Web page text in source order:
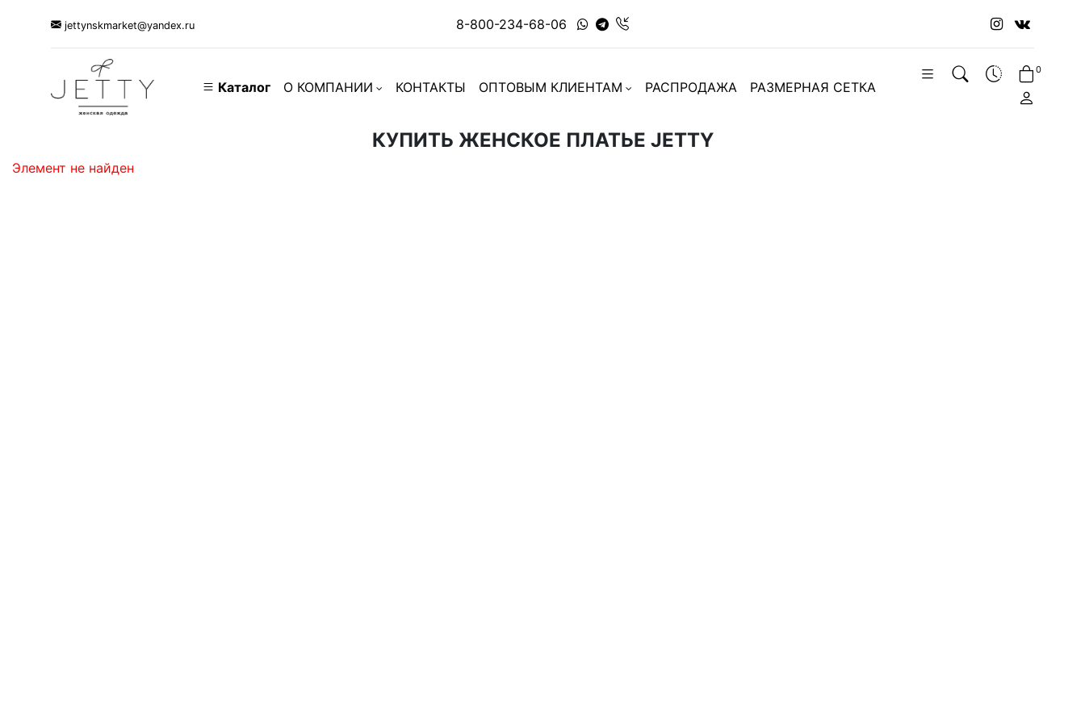
jettynskmarket@yandex.ru 8-800-234-68-06
Каталог О КОМПАНИИ КОНТАКТЫ ОПТОВЫМ КЛИЕНТАМ РАСПРОДАЖА РАЗМЕРНАЯ СЕТКА
0
КУПИТЬ ЖЕНСКОЕ ПЛАТЬЕ JETTY
Элемент не найден